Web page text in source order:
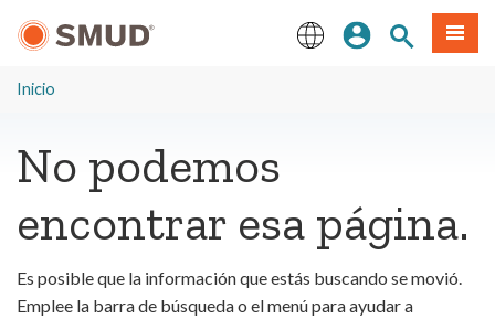
principal
Iniciar sesión
Buscar en
Menú
Inicio
No podemos
encontrar esa página.
Es posible que la información que estás buscando se movió.
Emplee la barra de búsqueda o el menú para ayudar a